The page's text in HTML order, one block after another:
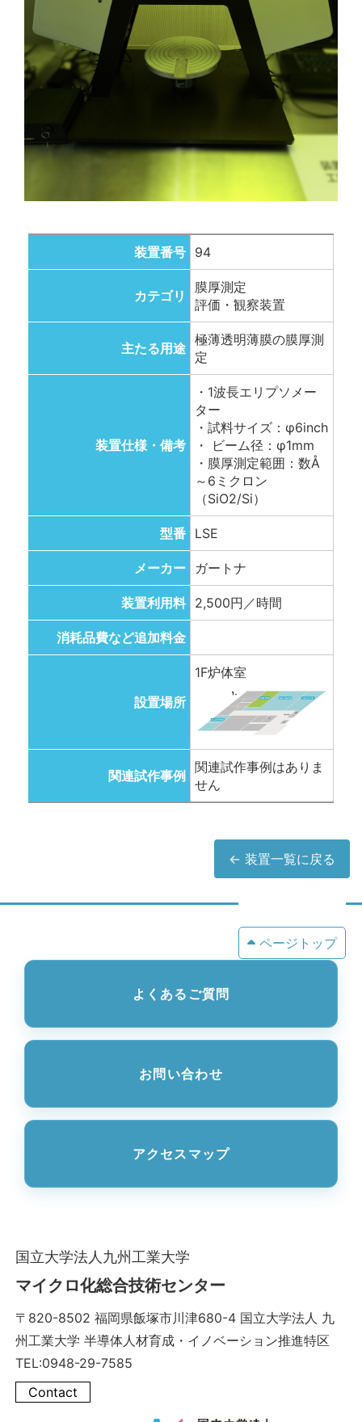
装置番号 94
カテゴリ
膜厚測定
評価・観察装置
主たる用途
極薄透明薄膜の膜厚測
定
装置仕様・備考
・1波長エリプソメー
ター
・試料サイズ：φ6inch
・ ビーム径：φ1mm
・膜厚測定範囲：数Å
～6ミクロン
（SiO2/Si）
型番 LSE
メーカー ガートナ
装置利用料 2,500円／時間
消耗品費など追加料金
設置場所
1F炉体室
関連試作事例
関連試作事例はありま
せん
← 装置一覧に戻る
ページトップ
よくあるご質問
お問い合わせ
アクセスマップ
国立大学法人九州工業大学
マイクロ化総合技術センター
〒820-8502 福岡県飯塚市川津680-4 国立大学法人 九
州工業大学 半導体人材育成・イノベーション推進特区
TEL:0948-29-7585
Contact